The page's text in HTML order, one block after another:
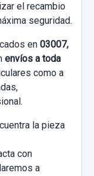
el recambio
seguridad.
en 03007,
envíos a toda
como a
la pieza
con
a